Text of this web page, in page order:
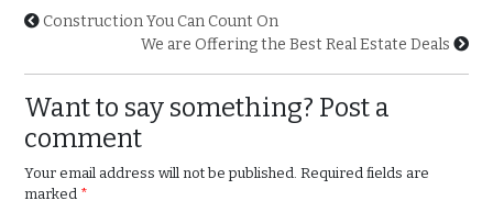
Construction You Can Count On
We are Offering the Best Real Estate Deals
Want to say something? Post a
comment
Your email address will not be published. Required fields are
marked *